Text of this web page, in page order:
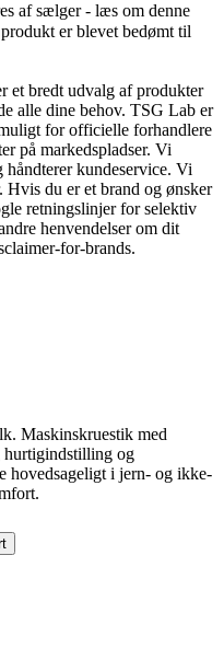
af sælger - læs om denne
er blevet bedømt til
et bredt udvalg af produkter
alle dine behov. TSG Lab er
for officielle forhandlere
på markedspladser. Vi
håndterer kundeservice. Vi
Hvis du er et brand og ønsker
retningslinjer for selektiv
henvendelser om dit
for-brands.
Maskinskruestik med
hurtigindstilling og
hovedsageligt i jern- og ikke-